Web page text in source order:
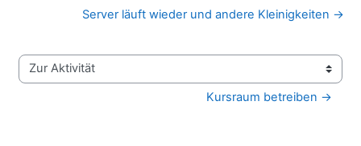
Server läuft wieder und andere Kleinigkeiten →
Zur Aktivität
Kursraum betreiben →